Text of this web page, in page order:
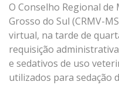
O Conselho Regional
Grosso do Sul (CRMV-
virtual, na tarde de
requisição
e sedativos de uso
utilizados para sedação